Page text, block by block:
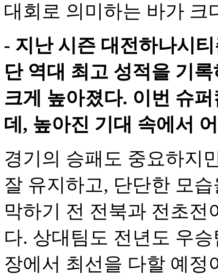
대회로 의미하는 바가 크
- 지난 시즌 대전하나시
단 역대 최고 성적을 기
크게 높아졌다. 이번 슈
데, 높아진 기대 속에서
경기의 승패도 중요하지
잘 유지하고, 단단한 모
막하기 전 전북과 전초
다. 상대팀도 전년도 우
장에서 최선을 다할 예정